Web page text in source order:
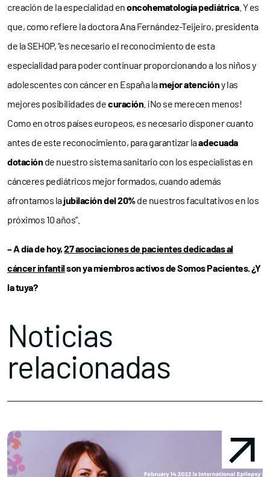
creación de la especialidad enoncohematología pediátrica. Y es
que, como refiere la doctora Ana Fernández-Teijeiro, presidenta
de la SEHOP, “es necesario el reconocimiento de esta
especialidad para poder continuar proporcionando a los niños y
adolescentes con cáncer en España lamejor atencióny las
mejores posibilidades decuración . ¡No se merecen menos!
Como en otros países europeos, es necesario disponer cuanto
antes de este reconocimiento, para garantizar laadecuada
dotación de nuestro sistema sanitario con los especialistas en
cánceres pediátricos mejor formados, cuando además
afrontamos lajubilación del 20%de nuestros facultativos en los
próximos 10 años”.
– A día de hoy,27 asociaciones de pacientes dedicadas al
cáncer infantilson ya miembros activos de Somos Pacientes. ¿Y
la tuya?
Noticias
relacionadas